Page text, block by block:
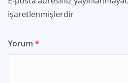
işaretlenmişlerdir
Yorum *